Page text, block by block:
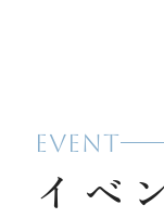
メモリー
EVENT
イベ